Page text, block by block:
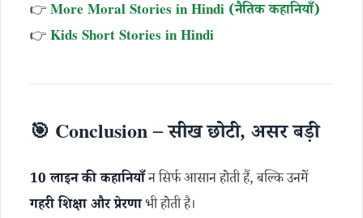
👉More Moral Stories in Hindi (नैतिक कहानियाँ)
👉Kids Short Stories in Hindi
🎯 Conclusion – सीख छोटी, असर बड़ी
10 लाइन की कहानियाँन सिर्फ आसान होती हैं, बल्कि उनमें
गहरी शिक्षा और प्रेरणाभी होती है।